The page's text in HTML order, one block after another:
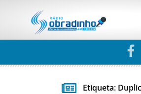
Etiqueta: